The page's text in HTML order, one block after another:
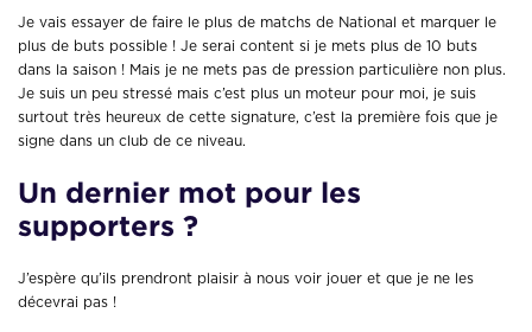
Je vais essayer de faire le plus de matchs de National et marquer le
plus de buts possible ! Je serai content si je mets plus de 10 buts
dans la saison ! Mais je ne mets pas de pression particulière non plus.
Je suis un peu stressé mais c’est plus un moteur pour moi, je suis
surtout très heureux de cette signature, c’est la première fois que je
signe dans un club de ce niveau.
Un dernier mot pour les
supporters ?
J’espère qu’ils prendront plaisir à nous voir jouer et que je ne les
décevrai pas !